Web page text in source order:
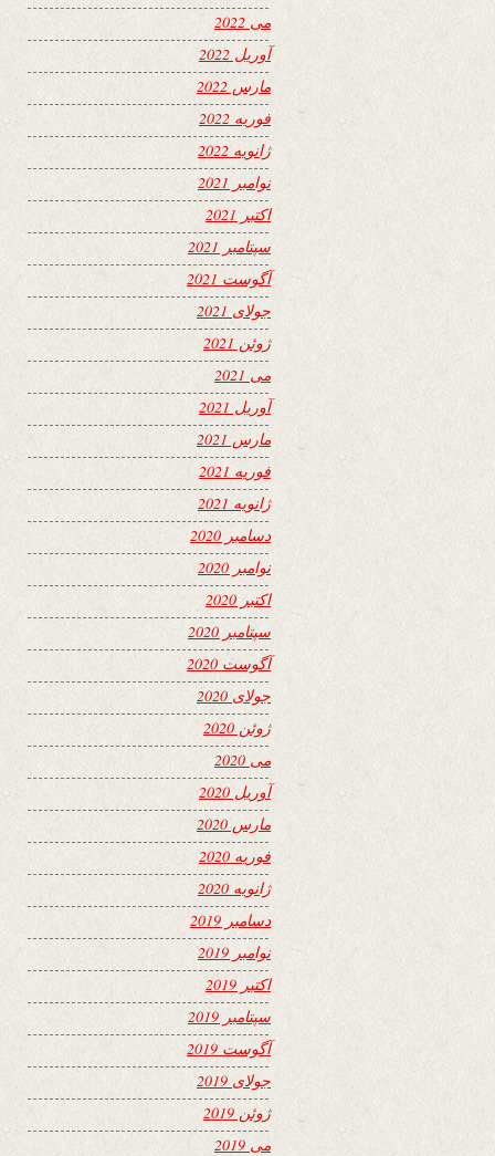
می 2022
آوریل 2022
مارس 2022
فوریه 2022
ژانویه 2022
نوامبر 2021
اکتبر 2021
سپتامبر 2021
آگوست 2021
جولای 2021
ژوئن 2021
می 2021
آوریل 2021
مارس 2021
فوریه 2021
ژانویه 2021
دسامبر 2020
نوامبر 2020
اکتبر 2020
سپتامبر 2020
آگوست 2020
جولای 2020
ژوئن 2020
می 2020
آوریل 2020
مارس 2020
فوریه 2020
ژانویه 2020
دسامبر 2019
نوامبر 2019
اکتبر 2019
سپتامبر 2019
آگوست 2019
جولای 2019
ژوئن 2019
می 2019